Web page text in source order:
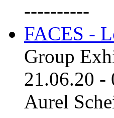
----------
FACES -
Group
21.06.20 -
Aurel